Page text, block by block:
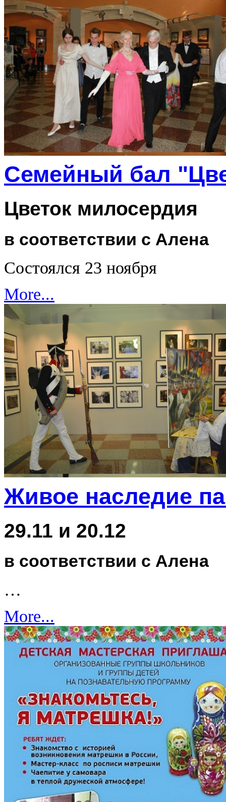
Семейный бал
Цветок милосердия
в соответствии с Алена
Состоялся 23 ноября
More...
Живое наследие
29.11 и 20.12
в соответствии с Алена
…
More...